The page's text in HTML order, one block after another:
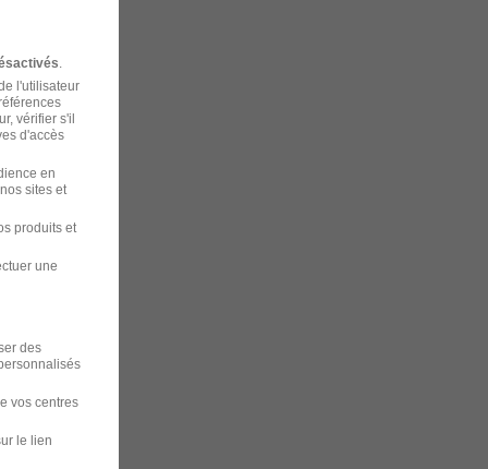
l'utilisateur
vérifier s'il
d'accès
en
sites et
produits et
une
des
vos centres
le lien